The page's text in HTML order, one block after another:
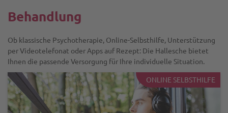
Behandlung
Ob klassische Psychotherapie, Online-Selbsthilfe, Unterstützung
per Videotelefonat oder Apps auf Rezept: Die Hallesche bietet
Ihnen die passende Versorgung für Ihre individuelle Situation.
ONLINE SELBSTHILFE